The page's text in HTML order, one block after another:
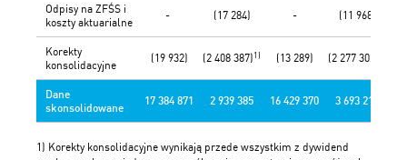
Odpisy na ZFŚS i
koszty aktuarialne
- (17 284) - (11 968)
Korekty
konsolidacyjne
(19 932) (2 408 387)1) (13 289) (2 277 302)
Dane
skonsolidowane
17 384 871 2 939 385 16 429 370 3 693 218
1) Korekty konsolidacyjne wynikają przede wszystkim z dywidend